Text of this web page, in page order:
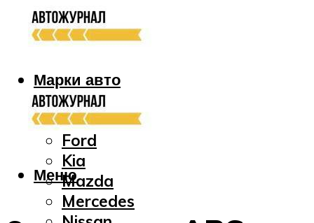
Марки авто
Audi
Bmw
Ford
Kia
Mazda
Mercedes
Меню